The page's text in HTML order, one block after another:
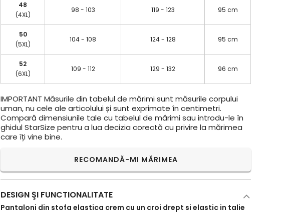
48
(4XL)
98 - 103 119 - 123 95 cm
50
(5XL)
104 - 108 124 - 128 95 cm
52
(6XL)
109 - 112 129 - 132 96 cm
IMPORTANT Măsurile din tabelul de mărimi sunt măsurile corpului
uman, nu cele ale articolului și sunt exprimate în centimetri.
Compară dimensiunile tale cu tabelul de mărimi sau introdu-le în
ghidul StarSize pentru a lua decizia corectă cu privire la mărimea
care îți vine bine.
RECOMANDĂ-MI MĂRIMEA
DESIGN ŞI FUNCTIONALITATE
Pantaloni din stofa elastica crem cu un croi drept si elastic in talie